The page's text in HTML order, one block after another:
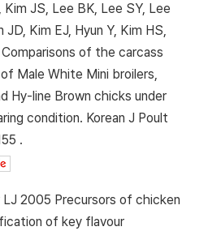
Kim JS, Lee BK, Lee SY, Lee
JD, Kim EJ, Hyun Y, Kim HS,
of the carcass
Male White Mini broilers,
Hy-line Brown chicks under
condition. Korean J Poult
.
LJ 2005 Precursors of chicken
of key flavour